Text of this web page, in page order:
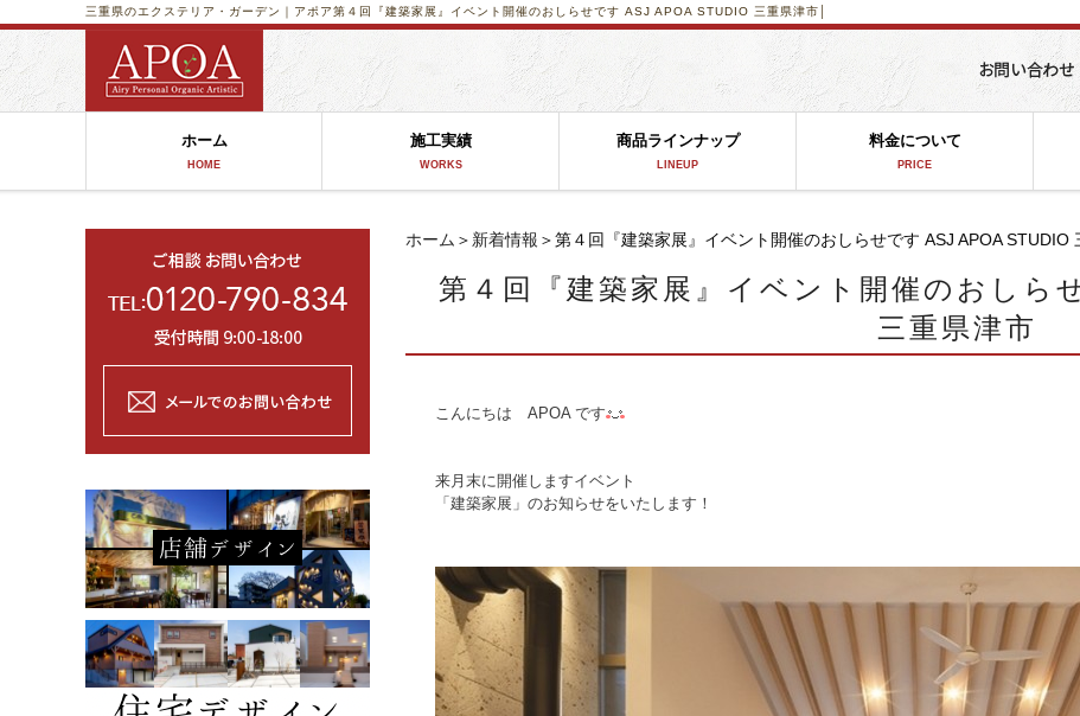
第４回『建築家展』イベント開催のおしらせです ASJ APOA STUDIO 三重県津市│
三重県のエクステリア・ガーデン｜アポア
ホーム
HOME
施工実績
WORKS
商品ラインナップ
LINEUP
料金について
PRICE
ホーム ＞ 新着情報 ＞第４回『建築家展』イベント開催のおしらせです ASJ APOA STUDIO
第４回『建築家展』イベント開催のおし
三重県津市
こんにちは APOA です
来月末に開催しますイベント
「建築家展」のお知らせをいたします！